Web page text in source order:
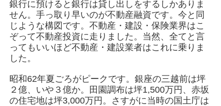
銀行に預けると銀行は貸し出しをするしかありま
せん。手っ取り早いのが不動産融資です。今と同
じような構図です。不動産・建設・保険業界はこ
ぞって不動産投資に走りました。当然、全てと言
ってもいいほど不動産・建設業者はこれに乗りま
した。
昭和62年夏ごろがピークです。銀座の三越前は坪
２億、いや３億か。田園調布は坪1,500万円、赤坂
の住宅地は坪3,000万円。さすがに当時の国土庁は